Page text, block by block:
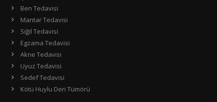
Ben Tedavisi
Mantar Tedavisi
Siğil Tedavisi
Egzama Tedavisi
Akne Tedavisi
Uyuz Tedavisi
Sedef Tedavisi
Kötü Huylu Deri Tümörü